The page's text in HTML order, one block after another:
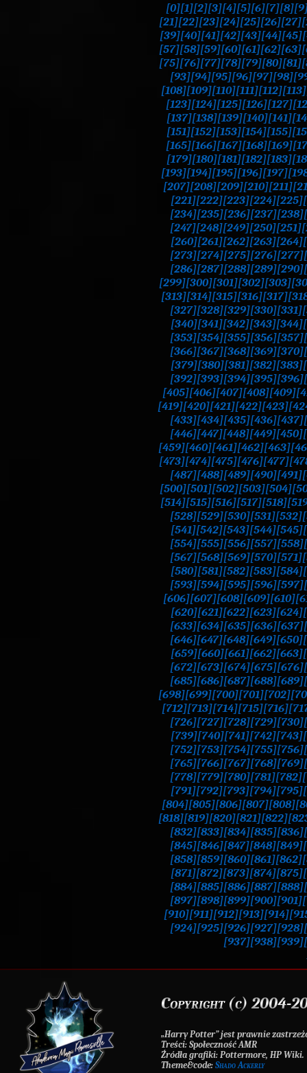
[0][1][2][3][4][5][6][7][8]
[21][22][23][24][25][26][27]
[39][40][41][42][43][44][45]
[57][58][59][60][61][62][63]
[75][76][77][78][79][80][81]
[93][94][95][96][97][98]
[108][109][110][111][112][113]
[123][124][125][126][127]
[137][138][139][140][141]
[151][152][153][154][155]
[165][166][167][168][169]
[179][180][181][182][183]
[193][194][195][196][197]
[207][208][209][210][211]
[221][222][223][224][225]
[234][235][236][237][238]
[247][248][249][250][251]
[260][261][262][263][264]
[273][274][275][276][277]
[286][287][288][289][290]
[299][300][301][302][303]
[313][314][315][316][317]
[327][328][329][330][331]
[340][341][342][343][344]
[353][354][355][356][357]
[366][367][368][369][370]
[379][380][381][382][383]
[392][393][394][395][396]
[405][406][407][408][409]
[419][420][421][422][423]
[433][434][435][436][437]
[446][447][448][449][450]
[459][460][461][462][463]
[473][474][475][476][477]
[487][488][489][490][491]
[500][501][502][503][504]
[514][515][516][517][518]
[528][529][530][531][532]
[541][542][543][544][545]
[554][555][556][557][558]
[567][568][569][570][571]
[580][581][582][583][584]
[593][594][595][596][597]
[606][607][608][609][610]
[620][621][622][623][624]
[633][634][635][636][637]
[646][647][648][649][650]
[659][660][661][662][663]
[672][673][674][675][676]
[685][686][687][688][689]
[698][699][700][701][702]
[712][713][714][715][716]
[726][727][728][729][730]
[739][740][741][742][743]
[752][753][754][755][756]
[765][766][767][768][769]
[778][779][780][781][782]
[791][792][793][794][795]
[804][805][806][807][808]
[818][819][820][821][822]
[832][833][834][835][836]
[845][846][847][848][849]
[858][859][860][861][862]
[871][872][873][874][875]
[884][885][886][887][888]
[897][898][899][900][901]
[910][911][912][913][914]
[924][925][926][927][928]
[937][938][939]
Copyright (c) 2004-
„Harry Potter” jest prawnie
Treści: Społeczność AMR
Źródła grafiki: Pottermore, HP Wiki.
Theme&code: Shado Ackerly